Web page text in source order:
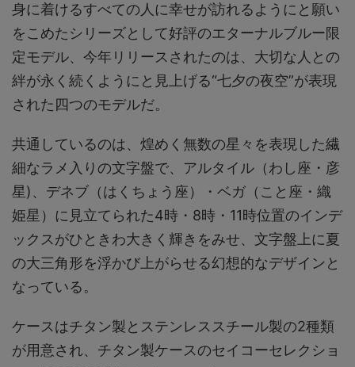
身に着けるすべての人に幸せが訪れるようにと願い
をこめたシリーズとして好評のエターナルブルー限
定モデル、今年リリースされたのは、大切な人との
絆が永く続くようにと見上げる“七夕の夜空”が表現
された四つのモデルだ。
共通しているのは、煌めく無数の星々を表現した繊
細なラメ入りの文字盤で、アルタイル（わし座・彦
星)、デネブ（はくちょう座）・ベガ（こと座・織
姫星）に見立てられた4時・8時・11時位置のインデ
ックスがひときわ大きく輝きをみせ、文字盤上に夏
の大三角形を浮かび上がらせる幻想的なデザインと
なっている。
ケースはチタン製とステンレススチール製の2種類
が用意され、チタン製ケースのセイコーセレクショ